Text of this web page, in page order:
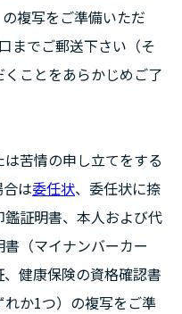
複写をご準備いただ
までご郵送下さい（そ
ことをあらかじめご了
苦情の申し立てをする
は委任状、委任状に捺
証明書、本人および代
（マイナンバーカー
健康保険の資格確認書
か1つ）の複写をご準